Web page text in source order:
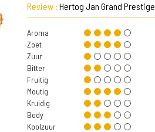
Review : Hertog Jan Grand Prestige
Aroma
Zoet
Zuur
Bitter
Fruitig
Moutig
Kruidig
Body
Koolzuur